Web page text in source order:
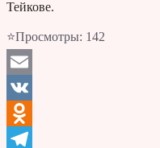
Тейкове.
⭐Просмотры: 142
Email
VK
Odnoklassniki